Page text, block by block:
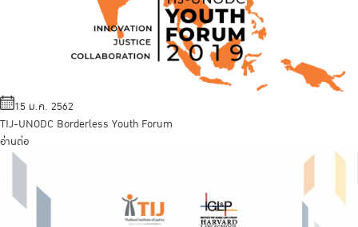
15 ม.ค. 2562
TIJ-UNODC Borderless Youth Forum
อ่านต่อ